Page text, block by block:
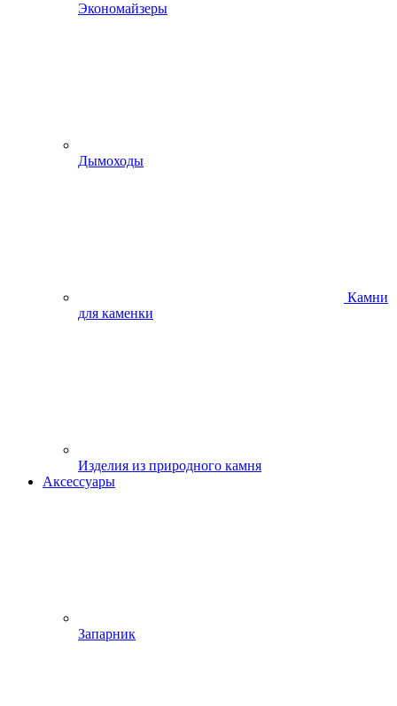
Экономайзеры
Дымоходы
Камни
для каменки
Изделия из природного камня
Аксессуары
Запарник